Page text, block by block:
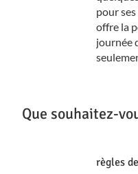
pour
offre la
journée
Que souhaitez-
règles